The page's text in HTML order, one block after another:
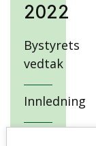
2022
Bystyrets
vedtak
Innledning